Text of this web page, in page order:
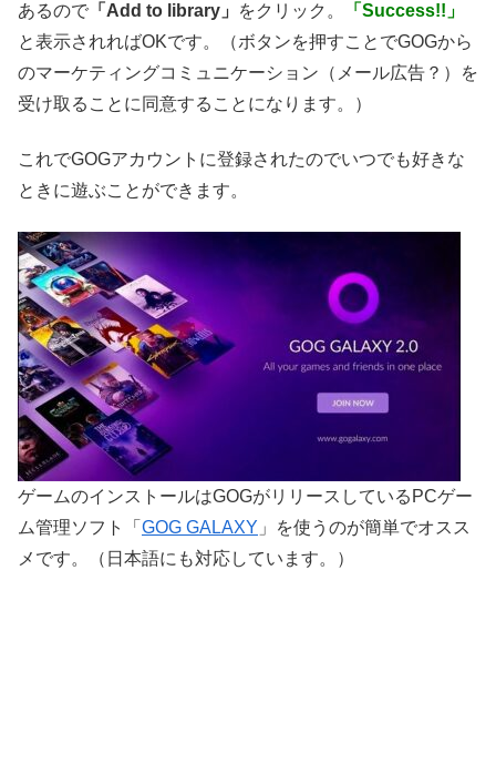
あるので 「Add to library」 をクリック。
「Success!!」
と表示されればOKです。（ボタンを押すことでGOGから
のマーケティングコミュニケーション（メール広告？）を
受け取ることに同意することになります。）
これでGOGアカウントに登録されたのでいつでも好きな
ときに遊ぶことができます。
ゲームのインストールはGOGがリリースしているPCゲー
ム管理ソフト「 GOG GALAXY 」を使うのが簡単でオスス
メです。（日本語にも対応しています。）